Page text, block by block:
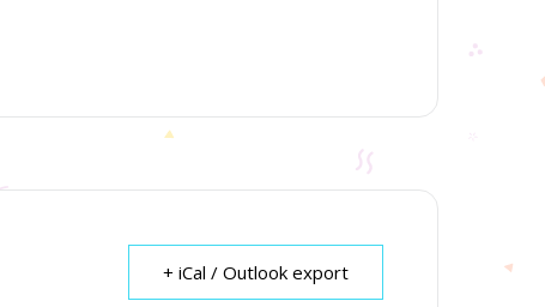
+ iCal / Outlook export